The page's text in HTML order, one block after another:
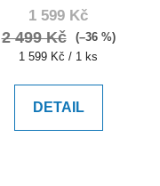
1 599 Kč
2 499 Kč
(–36 %)
Měrná
1 599 Kč / 1 ks
DETAIL